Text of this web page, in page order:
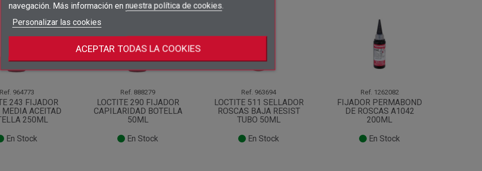
add_circle_outline
Crear nueva lista
Crear lista de deseos
navegación. Más información en nuestra política de cookies.
Personalizar las cookies
ACEPTAR TODAS LA COOKIES
Ref. 964773
243 FIJADOR
MEDIA ACEITAD
250ML
En Stock
Ref. 888279
LOCTITE 290 FIJADOR
CAPILARIDAD BOTELLA
50ML
En Stock
Ref. 963694
LOCTITE 511 SELLADOR
ROSCAS BAJA RESIST
TUBO 50ML
En Stock
Ref. 1262082
FIJADOR PERMABOND
DE ROSCAS A1042
200ML
En Stock